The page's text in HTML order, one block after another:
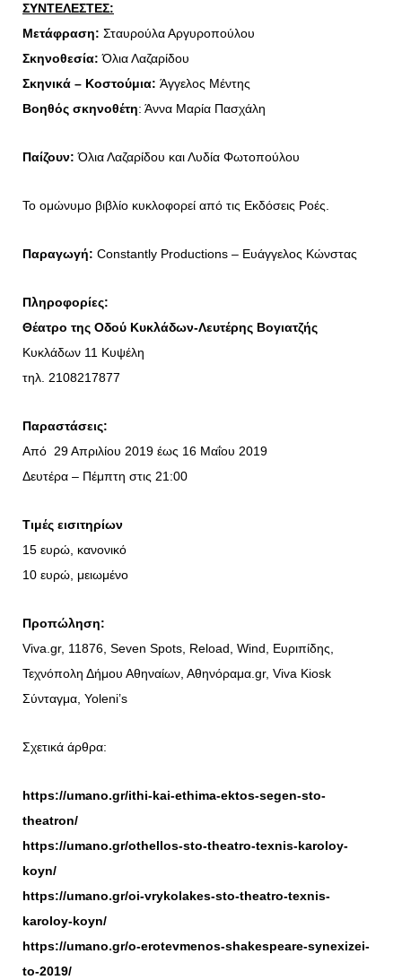
ΣΥΝΤΕΛΕΣΤΕΣ:
Μετάφραση: Σταυρούλα Αργυροπούλου
Σκηνοθεσία: Όλια Λαζαρίδου
Σκηνικά – Κοστούμια: Άγγελος Μέντης
Βοηθός σκηνοθέτη: Άννα Μαρία Πασχάλη
Παίζουν: Όλια Λαζαρίδου και Λυδία Φωτοπούλου
Το ομώνυμο βιβλίο κυκλοφορεί από τις Εκδόσεις Ροές.
Παραγωγή: Constantly Productions – Ευάγγελος Κώνστας
Πληροφορίες:
Θέατρο της Οδού Κυκλάδων-Λευτέρης Βογιατζής
Κυκλάδων 11 Κυψέλη
τηλ. 2108217877
Παραστάσεις:
Από 29 Απριλίου 2019 έως 16 Μαΐου 2019
Δευτέρα – Πέμπτη στις 21:00
Τιμές εισιτηρίων
15 ευρώ, κανονικό
10 ευρώ, μειωμένο
Προπώληση:
Viva.gr, 11876, Seven Spots, Reload, Wind, Ευριπίδης,
Τεχνόπολη Δήμου Αθηναίων, Αθηνόραμα.gr, Viva Kiosk
Σύνταγμα, Yoleni’s
Σχετικά άρθρα:
https://umano.gr/ithi-kai-ethima-ektos-segen-sto-
theatron/
https://umano.gr/othellos-sto-theatro-texnis-karoloy-
koyn/
https://umano.gr/oi-vrykolakes-sto-theatro-texnis-
karoloy-koyn/
https://umano.gr/o-erotevmenos-shakespeare-synexizei-
to-2019/